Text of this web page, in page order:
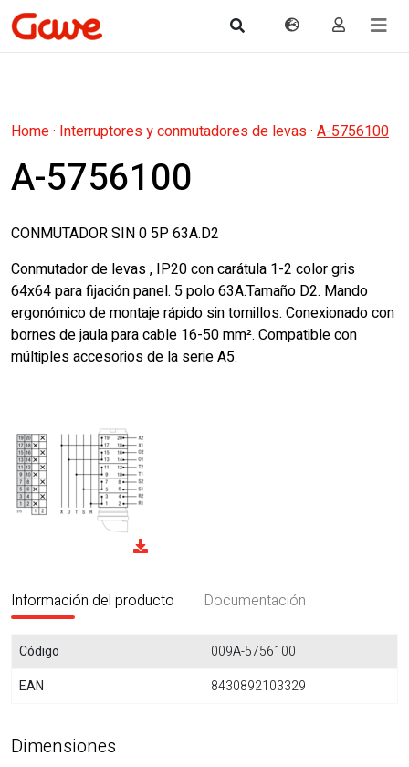
Home· Interruptores y conmutadores de levas· A-5756100
A-5756100
CONMUTADOR SIN 0 5P 63A.D2
Conmutador de levas , IP20 con carátula 1-2 color gris
64x64 para fijación panel. 5 polo 63A.Tamaño D2. Mando
ergonómico de montaje rápido sin tornillos. Conexionado con
bornes de jaula para cable 16-50 mm². Compatible con
múltiples accesorios de la serie A5.
Información del producto Documentación
Código
009A-5756100
EAN
8430892103329
Dimensiones